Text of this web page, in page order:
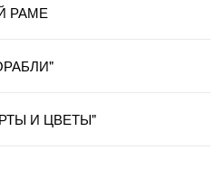
РАМЕ
И ЦВЕТЫ"